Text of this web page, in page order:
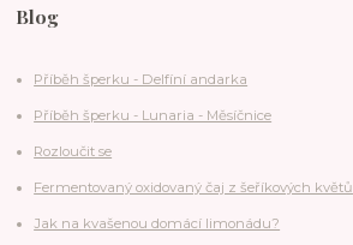
Blog
Příběh šperku - Delfíní andarka
Příběh šperku - Lunaria - Měsíčnice
Rozloučit se
Fermentovaný oxidovaný čaj z šeříkových květů
Jak na kvašenou domácí limonádu?